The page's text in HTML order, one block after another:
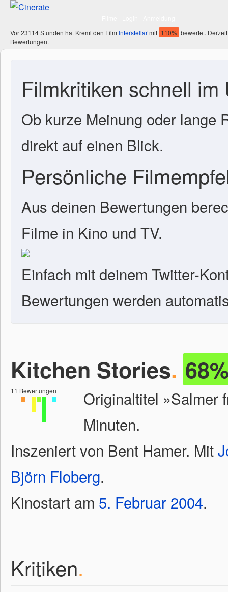
Vor 23114 Stunden hat Kreml den Film Interstellarmit 110% bewertet.
Bewertungen.
Filmkritiken schnell im
Ob kurze Meinung oder lange
direkt auf einen Blick.
Persönliche
Aus deinen Bewertungen
Filme in Kino und TV.
Einfach mit deinem Twitter-
Bewertungen werden
Kitchen Stories.
11 Bewertungen
Originaltitel »Salmer
Minuten.
Inszeniert von Bent Hamer. Mit
Björn Floberg.
Kinostart am 5. Februar 2004.
Kritiken.